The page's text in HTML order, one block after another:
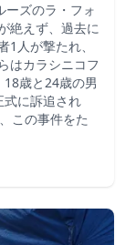
ーズのラ・フォ
絶えず、過去に
人が撃たれ、
はカラシニコフ
歳と24歳の男
式に訴追され
この事件をた